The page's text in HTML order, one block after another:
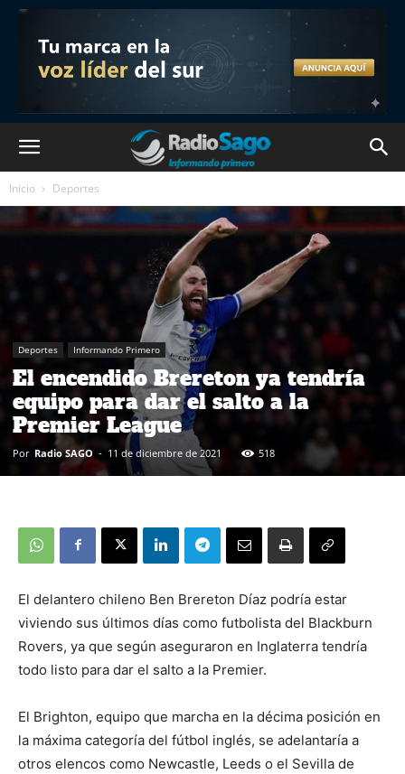
Inicio Deportes
Deportes Informando Primero
El encendido Brereton ya tendría
equipo para dar el salto a la
Premier League
Por Radio SAGO - 11 de diciembre de 2021 518
El delantero chileno Ben Brereton Díaz podría estar
viviendo sus últimos días como futbolista del Blackburn
Rovers, ya que según aseguraron en Inglaterra tendría
todo listo para dar el salto a la Premier.
El Brighton, equipo que marcha en la décima posición en
la máxima categoría del fútbol inglés, se adelantaría a
otros elencos como Newcastle, Leeds o el Sevilla de